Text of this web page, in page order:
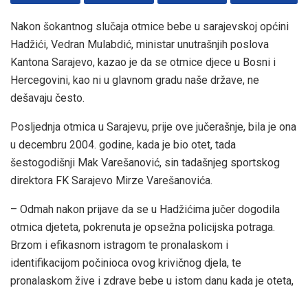
Nakon šokantnog slučaja otmice bebe u sarajevskoj općini
Hadžići, Vedran Mulabdić, ministar unutrašnjih poslova
Kantona Sarajevo, kazao je da se otmice djece u Bosni i
Hercegovini, kao ni u glavnom gradu naše države, ne
dešavaju često.
Posljednja otmica u Sarajevu, prije ove jučerašnje, bila je ona
u decembru 2004. godine, kada je bio otet, tada
šestogodišnji Mak Varešanović, sin tadašnjeg sportskog
direktora FK Sarajevo Mirze Varešanovića.
– Odmah nakon prijave da se u Hadžićima jučer dogodila
otmica djeteta, pokrenuta je opsežna policijska potraga.
Brzom i efikasnom istragom te pronalaskom i
identifikacijom počinioca ovog krivičnog djela, te
pronalaskom žive i zdrave bebe u istom danu kada je oteta,